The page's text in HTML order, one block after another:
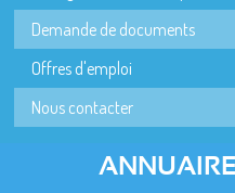
Demande de documents
Offres d'emploi
Nous contacter